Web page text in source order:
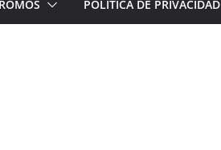
POLÍTICA DE PRIVACIDAD